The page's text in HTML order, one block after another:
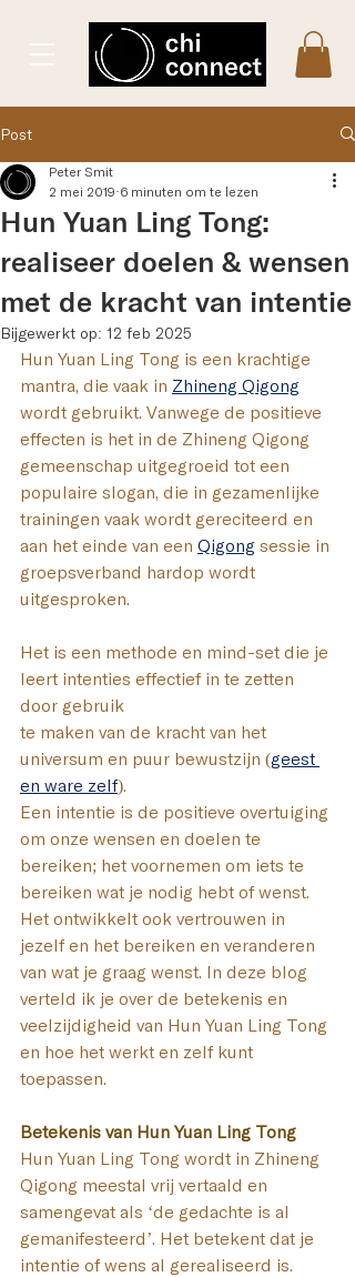
Post
Hun Yuan Ling Tong:
realiseer doelen & wensen
met de kracht van intentie
Peter Smit
2 mei 2019 6 minuten om te lezen
Bijgewerkt op: 12 feb 2025
Hun Yuan Ling Tong is een krachtige
mantra, die vaak in Zhineng Qigong
wordt gebruikt. Vanwege de positieve
effecten is het in de Zhineng Qigong
gemeenschap uitgegroeid tot een
populaire slogan, die in gezamenlijke
trainingen vaak wordt gereciteerd en
aan het einde van een Qigong sessie in
groepsverband hardop wordt
uitgesproken.
Het is een methode en mind-set die je
leert intenties effectief in te zetten
door gebruik
te maken van de kracht van het
universum en puur bewustzijn (geest
en ware zelf).
Een intentie is de positieve overtuiging
om onze wensen en doelen te
bereiken; het voornemen om iets te
bereiken wat je nodig hebt of wenst.
Het ontwikkelt ook vertrouwen in
jezelf en het bereiken en veranderen
van wat je graag wenst. In deze blog
verteld ik je over de betekenis en
veelzijdigheid van Hun Yuan Ling Tong
en hoe het werkt en zelf kunt
toepassen.
Betekenis van Hun Yuan Ling Tong
Hun Yuan Ling Tong wordt in Zhineng
Qigong meestal vrij vertaald en
samengevat als ‘de gedachte is al
gemanifesteerd’. Het betekent dat je
intentie of wens al gerealiseerd is.